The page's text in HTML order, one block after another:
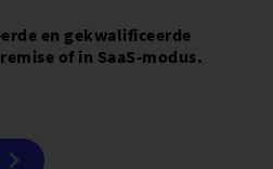
en gekwalificeerde
of in SaaS-modus.